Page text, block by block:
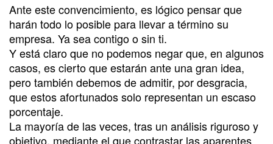
Ante este convencimiento, es lógico pensar que
harán todo lo posible para llevar a término su
empresa. Ya sea contigo o sin ti.
Y está claro que no podemos negar que, en algunos
casos, es cierto que estarán ante una gran idea,
pero también debemos de admitir, por desgracia,
que estos afortunados solo representan un escaso
porcentaje.
La mayoría de las veces, tras un análisis riguroso y
objetivo, mediante el que contrastar las aparentes